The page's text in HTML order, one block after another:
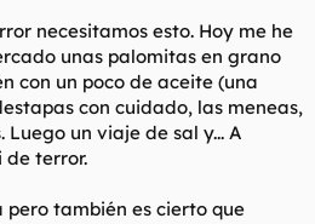
necesitamos esto. Hoy me he
unas palomitas en grano
con un poco de aceite (una
con cuidado, las meneas,
un viaje de sal y... A
de terror.
pero también es cierto que